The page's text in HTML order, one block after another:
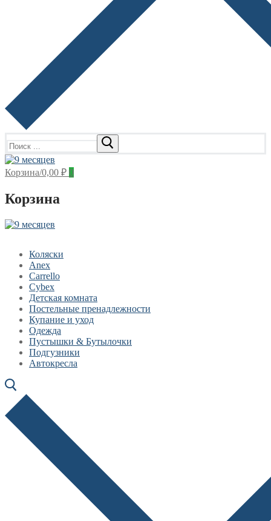
Корзина/0,00 ₽ 0
Корзина
Коляски
Anex
Carrello
Cybex
Детская комната
Постельные пренадлежности
Купание и уход
Одежда
Пустышки & Бутылочки
Подгузники
Автокресла